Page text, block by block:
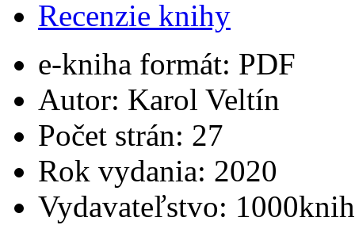
Recenzie knihy
e-kniha formát: PDF
Autor: Karol Veltín
Počet strán: 27
Rok vydania: 2020
Vydavateľstvo: